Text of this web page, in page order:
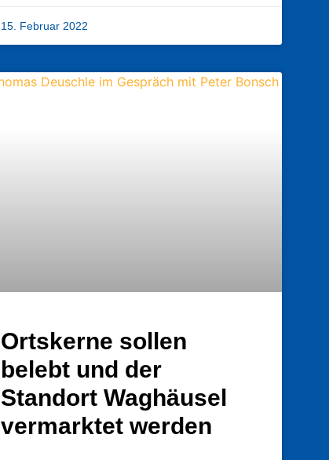
15. Februar 2022
Ortskerne sollen
belebt und der
Standort Waghäusel
vermarktet werden